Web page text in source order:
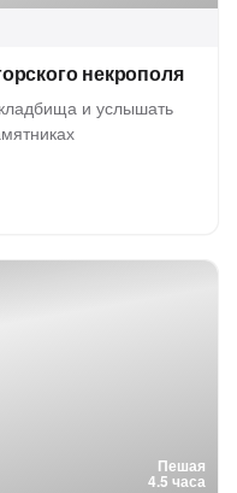
некрополя
и услышать
Пешая
4.5 часа